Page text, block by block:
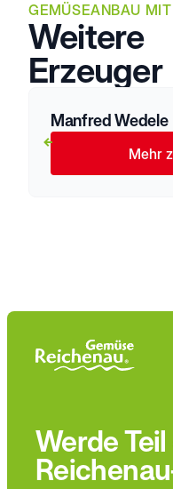
GEMÜSEANBAU
Weitere
Erzeuger
Manfred Wedele
Mehr
Werde